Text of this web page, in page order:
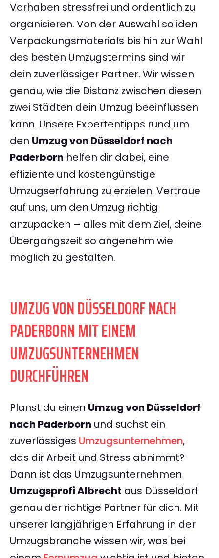
Vorhaben stressfrei und ordentlich zu
organisieren. Von der Auswahl soliden
Verpackungsmaterials bis hin zur Wahl
des besten Umzugstermins sind wir
dein zuverlässiger Partner. Wir wissen
genau, wie die Distanz zwischen diesen
zwei Städten dein Umzug beeinflussen
kann. Unsere Expertentipps rund um
den Umzug von Düsseldorf nach
Paderborn helfen dir dabei, eine
effiziente und kostengünstige
Umzugserfahrung zu erzielen. Vertraue
auf uns, um den Umzug richtig
anzupacken – alles mit dem Ziel, deine
Übergangszeit so angenehm wie
möglich zu gestalten.
UMZUG VON DÜSSELDORF NACH
PADERBORN MIT EINEM
UMZUGSUNTERNEHMEN
DURCHFÜHREN
Planst du einen Umzug von Düsseldorf
nach Paderborn und suchst ein
zuverlässiges Umzugsunternehmen,
das dir Arbeit und Stress abnimmt?
Dann ist das Umzugsunternehmen
Umzugsprofi Albrecht aus Düsseldorf
genau der richtige Partner für dich. Mit
unserer langjährigen Erfahrung in der
Umzugsbranche wissen wir, was bei